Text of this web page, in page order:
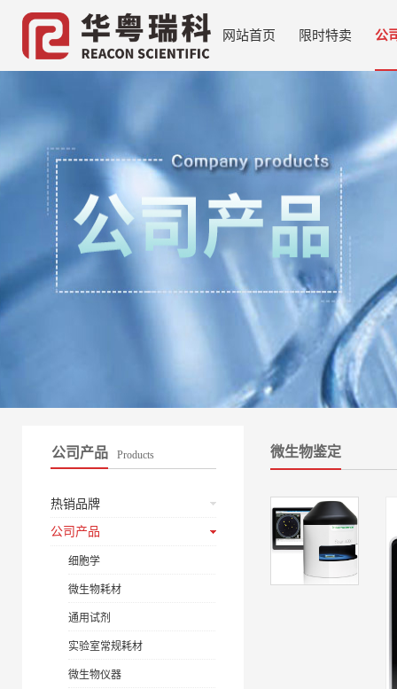
网站首页 限时特卖 公
公司产品 Products
热销品牌
公司产品
细胞学
微生物耗材
通用试剂
实验室常规耗材
微生物仪器
微生物鉴定